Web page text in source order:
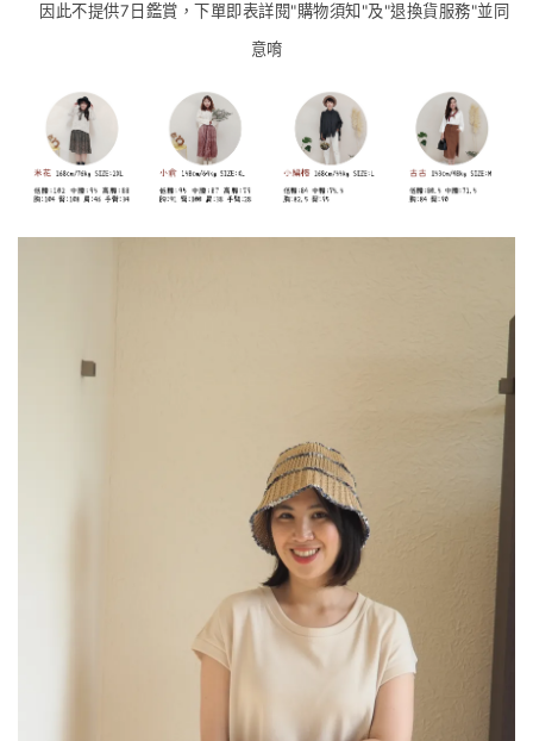
因此不提供7日鑑賞，下單即表詳閱"購物須知"及"退換貨服務"並同
意唷